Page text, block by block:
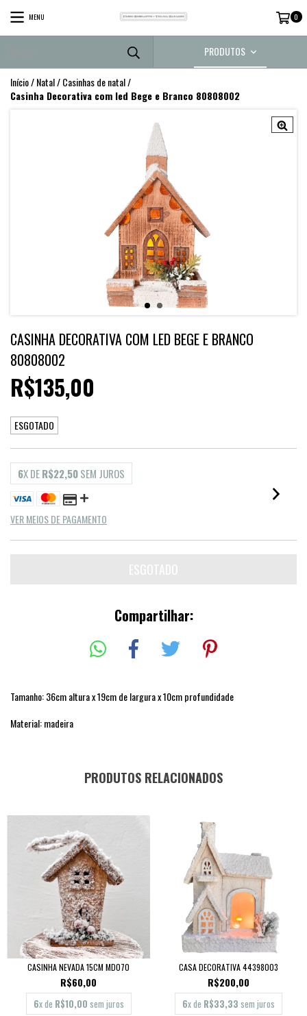
MENU 0
PRODUTOS
Início/Natal/Casinhas de natal/
Casinha Decorativa com led Bege e Branco 80808002
CASINHA DECORATIVA COM LED BEGE E BRANCO
80808002
R$135,00
ESGOTADO
6X DER$22,50SEM JUROS
VER MEIOS DE PAGAMENTO
Compartilhar:
Tamanho: 36cm altura x 19cm de largura x 10cm profundidade
Material: madeira
PRODUTOS RELACIONADOS
CASINHA NEVADA 15CM MD070
R$60,00
6x de R$10,00 sem juros
CASA DECORATIVA 44398003
R$200,00
6x de R$33,33 sem juros